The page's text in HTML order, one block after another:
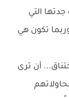
التي
تكون هي
أن ترى